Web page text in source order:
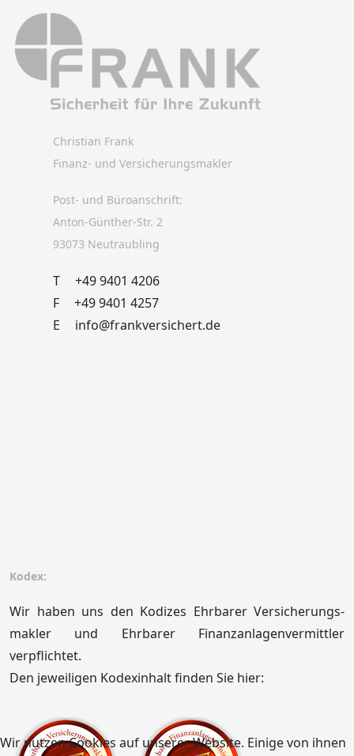
Christian Frank
Finanz- und Versicherungsmakler
Post- und Büroanschrift:
Anton-Günther-Str. 2
93073 Neutraubling
T
+49 9401 4206
F
+49 9401 4257
E
info@frankversichert.de
Kodex:
Wir haben uns den Kodizes Ehrbarer Versicherungs­
makler und Ehrbarer Finanz­anlagen­vermittler
verpflichtet.
Den jeweiligen Kodex­inhalt finden Sie hier:
Wir nutzen Cookies auf unserer Website. Einige von ihnen